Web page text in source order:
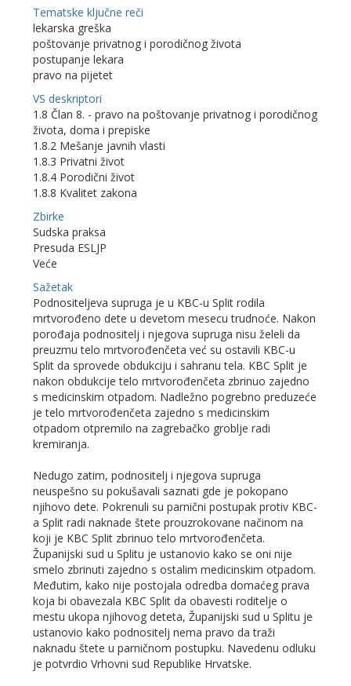
Tematske ključne reči
lekarska greška
poštovanje privatnog i porodičnog života
postupanje lekara
pravo na pijetet
VS deskriptori
1.8 Član 8. - pravo na poštovanje privatnog i porodičnog
života, doma i prepiske
1.8.2 Mešanje javnih vlasti
1.8.3 Privatni život
1.8.4 Porodični život
1.8.8 Kvalitet zakona
Zbirke
Sudska praksa
Presuda ESLJP
Veće
Sažetak
Podnositeljeva supruga je u KBC-u Split rodila
mrtvorođeno dete u devetom mesecu trudnoće. Nakon
porođaja podnositelj i njegova supruga nisu želeli da
preuzmu telo mrtvorođenčeta već su ostavili KBC-u
Split da sprovede obdukciju i sahranu tela. KBC Split je
nakon obdukcije telo mrtvorođenčeta zbrinuo zajedno
s medicinskim otpadom. Nadležno pogrebno preduzeće
je telo mrtvorođenčeta zajedno s medicinskim
otpadom otpremilo na zagrebačko groblje radi
kremiranja.
Nedugo zatim, podnositelj i njegova supruga
neuspešno su pokušavali saznati gde je pokopano
njihovo dete. Pokrenuli su parnični postupak protiv KBC-
a Split radi naknade štete prouzrokovane načinom na
koji je KBC Split zbrinuo telo mrtvorođenčeta.
Županijski sud u Splitu je ustanovio kako se oni nije
smelo zbrinuti zajedno s ostalim medicinskim otpadom.
Međutim, kako nije postojala odredba domaćeg prava
koja bi obavezala KBC Split da obavesti roditelje o
mestu ukopa njihovog deteta, Županijski sud u Splitu je
ustanovio kako podnositelj nema pravo da traži
naknadu štete u parničnom postupku. Navedenu odluku
je potvrdio Vrhovni sud Republike Hrvatske.